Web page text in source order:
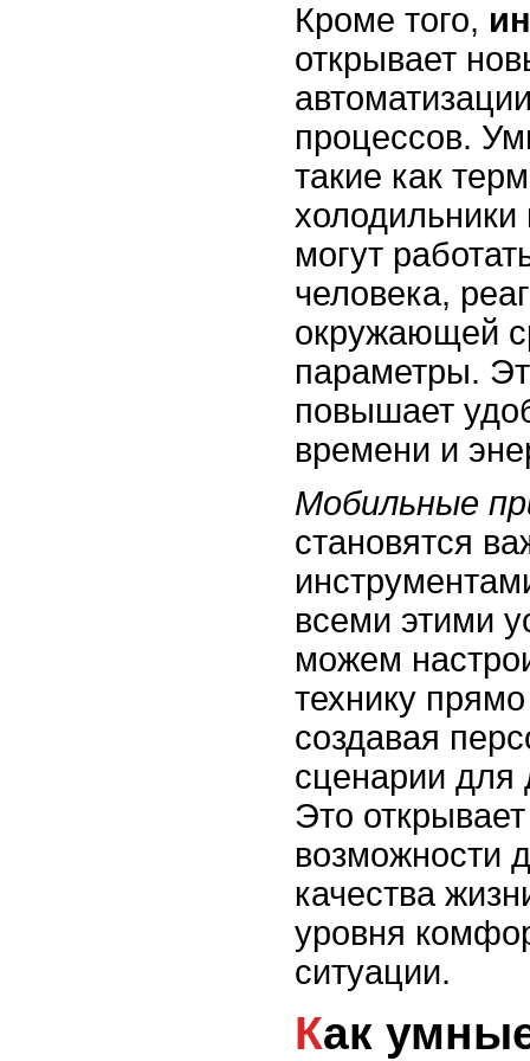
Кроме того,
открывает
процессов.
такие как
могут
человека,
окружающей
параметры.
повышает
времени и
Мобильные
становятся
всеми этими
можем
технику
создавая
сценарии
Это
возможности
качества
уровня
ситуации.
Как умные колонки